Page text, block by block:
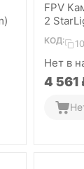
FPV
2
КОД:
Нет в
4 561